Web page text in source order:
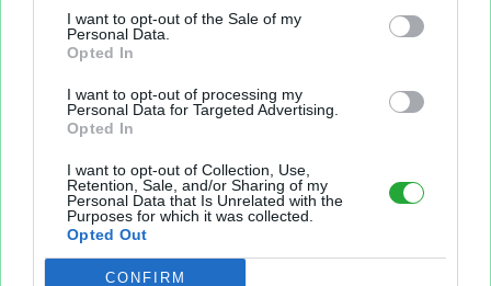
I want to opt-out of the Sale of my
Personal Data.
Opted In
I want to opt-out of processing my
Personal Data for Targeted Advertising.
Opted In
I want to opt-out of Collection, Use,
Retention, Sale, and/or Sharing of my
Personal Data that Is Unrelated with the
Purposes for which it was collected.
Opted Out
CONFIRM
Sur le même sujet..
magique noble elegant mineraie
metal superieur
collier